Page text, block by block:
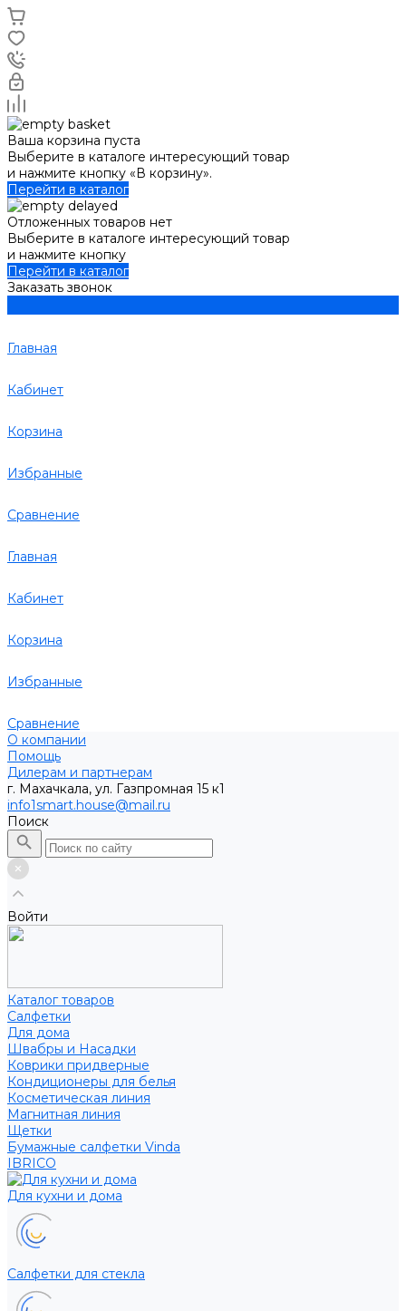
Ваша корзина пуста
Выберите в каталоге интересующий товар
и нажмите кнопку «В корзину».
Перейти в каталог
Отложенных товаров нет
Выберите в каталоге интересующий товар
и нажмите кнопку
Перейти в каталог
Заказать звонок
Главная
Кабинет
Корзина
Избранные
Сравнение
Главная
Кабинет
Корзина
Избранные
Сравнение
О компании
Помощь
Дилерам и партнерам
г. Махачкала, ул. Газпромная 15 к1
info1smart.house@mail.ru
Поиск
Войти
Каталог товаров
Салфетки
Для дома
Швабры и Насадки
Коврики придверные
Кондиционеры для белья
Косметическая линия
Магнитная линия
Щетки
Бумажные салфетки Vinda
IBRICO
Для кухни и дома
Салфетки для стекла